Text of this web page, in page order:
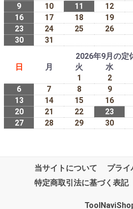
9
10 11 12
16
17 18 19
23
24 25 26
30
31
2026年9月の定
日
月 火 水
1
2
6
7 8 9
13
14 15 16
20
21 22 23
27
28 29 30
当サイトについて
プライ
特定商取引法に基づく表記